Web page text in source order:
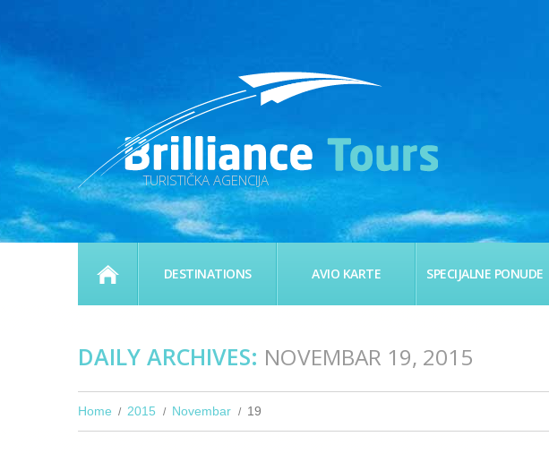
TURISTIČKA AGENCIJA
HOMEDESTINATIONS AVIO KARTE SPECIJALNE PONUDE
DAILY ARCHIVES: NOVEMBAR 19, 2015
Home 2015 Novembar 19